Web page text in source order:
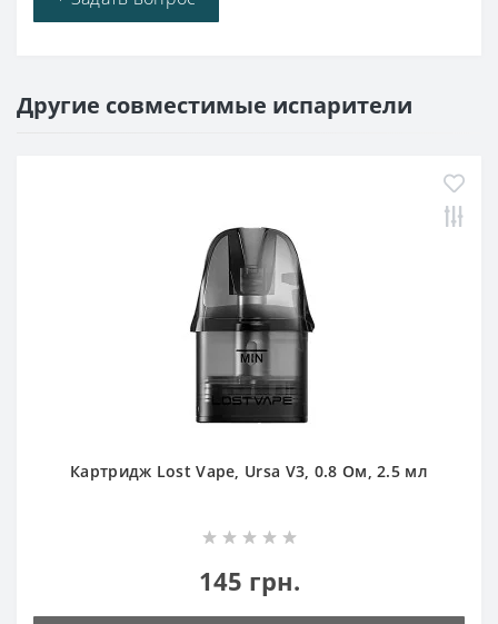
Другие совместимые испарители
Картридж Lost Vape, Ursa V3, 0.8 Ом, 2.5 мл
145 грн.